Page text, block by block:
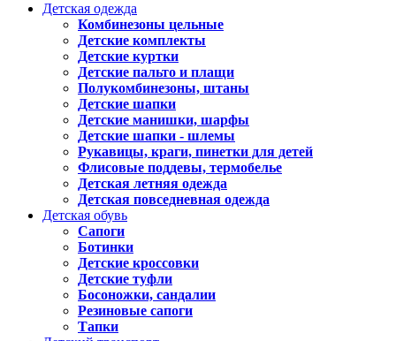
Детская одежда
Комбинезоны цельные
Детские комплекты
Детские куртки
Детские пальто и плащи
Полукомбинезоны, штаны
Детские шапки
Детские манишки, шарфы
Детские шапки - шлемы
Рукавицы, краги, пинетки для детей
Флисовые поддевы, термобелье
Детская летняя одежда
Детская повседневная одежда
Детская обувь
Сапоги
Ботинки
Детские кроссовки
Детские туфли
Босоножки, сандалии
Резиновые сапоги
Тапки